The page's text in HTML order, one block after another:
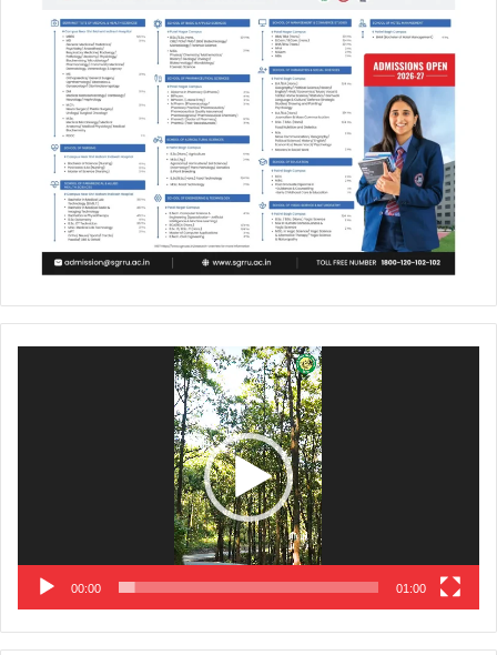
00:00 01:00